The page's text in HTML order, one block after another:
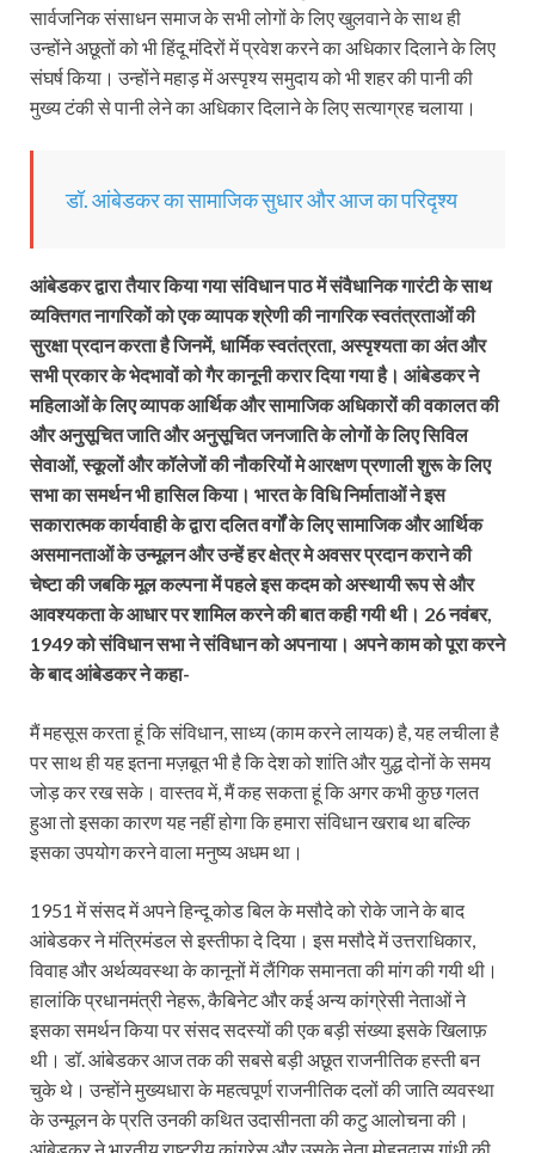
सार्वजनिक संसाधन समाज के सभी लोगों के लिए खुलवाने के साथ ही
उन्होंने अछूतों को भी हिंदू मंदिरों में प्रवेश करने का अधिकार दिलाने के लिए
संघर्ष किया। उन्होंने महाड़ में अस्पृश्य समुदाय को भी शहर की पानी की
मुख्य टंकी से पानी लेने का अधिकार दिलाने के लिए सत्याग्रह चलाया।
डॉ. आंबेडकर का सामाजिक सुधार और आज का परिदृश्य
आंबेडकर द्वारा तैयार किया गया संविधान पाठ में संवैधानिक गारंटी के साथ
व्यक्तिगत नागरिकों को एक व्यापक श्रेणी की नागरिक स्वतंत्रताओं की
सुरक्षा प्रदान करता है जिनमें, धार्मिक स्वतंत्रता, अस्पृश्यता का अंत और
सभी प्रकार के भेदभावों को गैर कानूनी करार दिया गया है। आंबेडकर ने
महिलाओं के लिए व्यापक आर्थिक और सामाजिक अधिकारों की वकालत की
और अनुसूचित जाति और अनुसूचित जनजाति के लोगों के लिए सिविल
सेवाओं, स्कूलों और कॉलेजों की नौकरियों मे आरक्षण प्रणाली शुरू के लिए
सभा का समर्थन भी हासिल किया। भारत के विधि निर्माताओं ने इस
सकारात्मक कार्यवाही के द्वारा दलित वर्गों के लिए सामाजिक और आर्थिक
असमानताओं के उन्मूलन और उन्हें हर क्षेत्र मे अवसर प्रदान कराने की
चेष्टा की जबकि मूल कल्पना में पहले इस कदम को अस्थायी रूप से और
आवश्यकता के आधार पर शामिल करने की बात कही गयी थी। 26 नवंबर,
1949 को संविधान सभा ने संविधान को अपनाया। अपने काम को पूरा करने
के बाद आंबेडकर ने कहा-
मैं महसूस करता हूं कि संविधान, साध्य (काम करने लायक) है, यह लचीला है
पर साथ ही यह इतना मज़बूत भी है कि देश को शांति और युद्ध दोनों के समय
जोड़ कर रख सके। वास्तव में, मैं कह सकता हूं कि अगर कभी कुछ गलत
हुआ तो इसका कारण यह नहीं होगा कि हमारा संविधान खराब था बल्कि
इसका उपयोग करने वाला मनुष्य अधम था।
1951 में संसद में अपने हिन्दू कोड बिल के मसौदे को रोके जाने के बाद
आंबेडकर ने मंत्रिमंडल से इस्तीफा दे दिया। इस मसौदे में उत्तराधिकार,
विवाह और अर्थव्यवस्था के कानूनों में लैंगिक समानता की मांग की गयी थी।
हालांकि प्रधानमंत्री नेहरू, कैबिनेट और कई अन्य कांग्रेसी नेताओं ने
इसका समर्थन किया पर संसद सदस्यों की एक बड़ी संख्या इसके खिलाफ़
थी। डॉ. आंबेडकर आज तक की सबसे बड़ी अछूत राजनीतिक हस्ती बन
चुके थे। उन्होंने मुख्यधारा के महत्वपूर्ण राजनीतिक दलों की जाति व्यवस्था
के उन्मूलन के प्रति उनकी कथित उदासीनता की कटु आलोचना की।